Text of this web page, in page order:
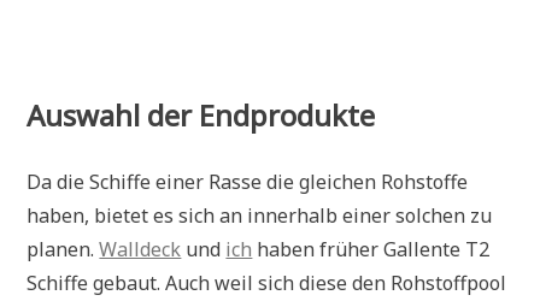
Auswahl der Endprodukte
Da die Schiffe einer Rasse die gleichen Rohstoffe
haben, bietet es sich an innerhalb einer solchen zu
planen.Walldeck und ich haben früher Gallente T2
Schiffe gebaut. Auch weil sich diese den Rohstoffpool